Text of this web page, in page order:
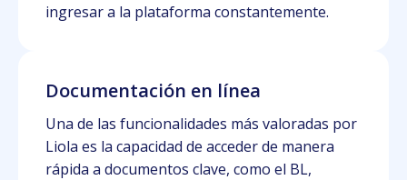
ingresar a la plataforma constantemente.
Documentación en línea
Una de las funcionalidades más valoradas por
Liola es la capacidad de acceder de manera
rápida a documentos clave, como el BL,